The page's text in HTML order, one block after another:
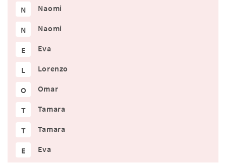
N Naomi
N Naomi
E Eva
L Lorenzo
O Omar
T Tamara
T Tamara
E Eva